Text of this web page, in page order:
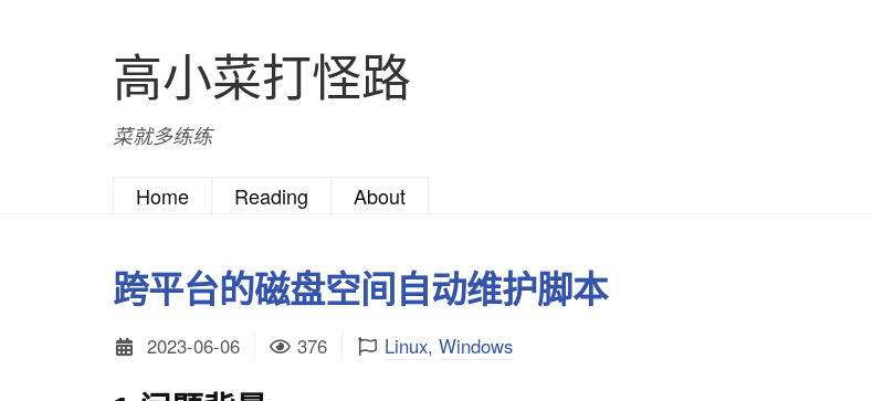
高小菜打怪路
菜就多练练
Home Reading About
跨平台的磁盘空间自动维护脚本
2023-06-06 376 Linux, Windows